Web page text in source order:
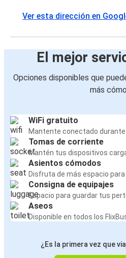
Ver esta dirección en
El mejor
Opciones disponibles que
más
WiFi gratuito
Mantente conectado durante
Tomas de corriente
Mantén tus dispositivos
Asientos cómodos
Disfruta de más espacio
Consigna de equipajes
Espacio para guardar tus
Aseos
Disponible en todos los
¿Es la primera vez que